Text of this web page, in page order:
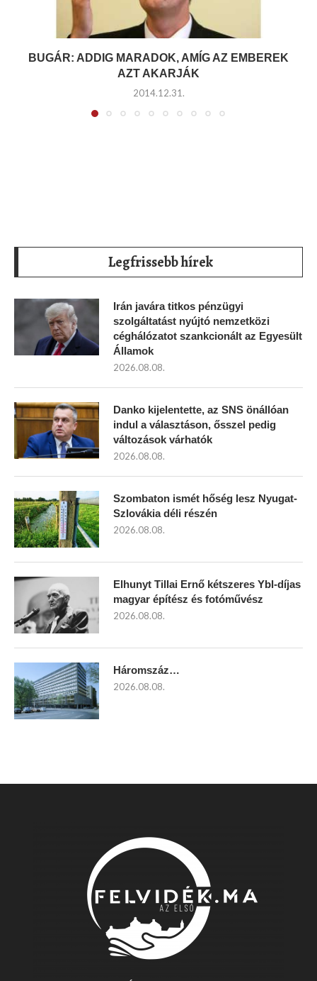
BUGÁR: ADDIG MARADOK, AMÍG AZ EMBEREK
AZT AKARJÁK
2014.12.31.
Legfrissebb hírek
Irán javára titkos pénzügyi
szolgáltatást nyújtó nemzetközi
céghálózatot szankcionált az Egyesült
Államok
2026.08.08.
Danko kijelentette, az SNS önállóan
indul a választáson, ősszel pedig
változások várhatók
2026.08.08.
Szombaton ismét hőség lesz Nyugat-
Szlovákia déli részén
2026.08.08.
Elhunyt Tillai Ernő kétszeres Ybl-díjas
magyar építész és fotóművész
2026.08.08.
Háromszáz…
2026.08.08.